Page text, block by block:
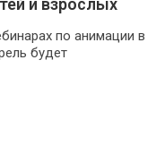
и взрослых
по анимации в
будет